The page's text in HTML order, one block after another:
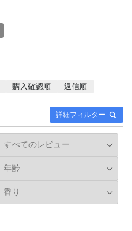
ー、コンディショナー、 リ
のきめ細やかな泡が、頭皮
や髪の余分な水分を 奪わな
を感じます☺️ 大容量でたっ
種の花や果物、ハーブをブ
レンドした香りもいい🌺
詳細フィルター
購入確認順
返信順